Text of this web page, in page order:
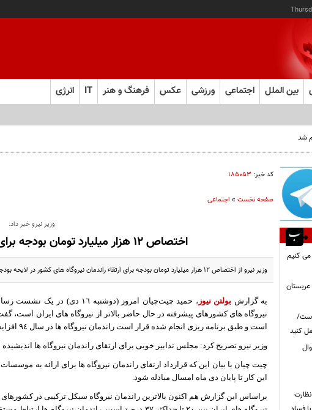
بین الملل اجتماعی ورزشی عکس فرهنگ و هنر IT انرژی
شد
کد خبر: ۱۸۵۰۵۳
صفحه نخست» اجتماعی
وزیر نیرو خبر داد:
اختصاص ١٢ هزار میلیارد تومان بودجه برای افزایش راندمان نیروگاه ها
وزیر نیرو از اختصاص ١٢ هزار میلیارد تومان بودجه برای ارتقاء راندمان نیروگاه های کشور در لایحه بودجه ٩٣ خبر داد.
به گزارش بولتن نیوز
، حمید چیت‌چیان امروز
است و طبق برنامه ریزی انجام شده قرار است راندمان نیروگاه ها در سال ٩٤ افزایش پیدا کند.
وزیر نیرو تصریح کرد: مجلس تدابیر خوبی برای ارتقای راندمان نیروگاه ها
چیت چیان با بیان این که قرارداد ارتقای راندمان نیروگاه ها برای ارائه به
این کار تا پایان دی ماه امسال مبادله شود.
می کنیم
عربستان
است/
کنید